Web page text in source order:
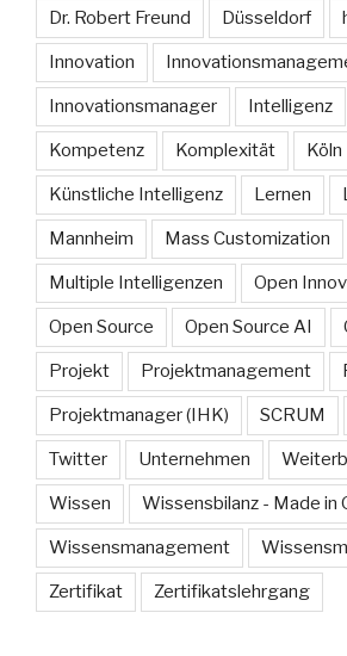
Dr. Robert Freund Düsseldorf
Innovation
Innovationsmanager Intelligenz
Kompetenz Komplexität Köln
Künstliche Intelligenz Lernen
Mannheim Mass Customization
Multiple Intelligenzen Open
Open Source Open Source AI
Projekt Projektmanagement
Projektmanager (IHK) SCRUM
Twitter Unternehmen
Wissen Wissensbilanz - Made in
Wissensmanagement
Zertifikat Zertifikatslehrgang